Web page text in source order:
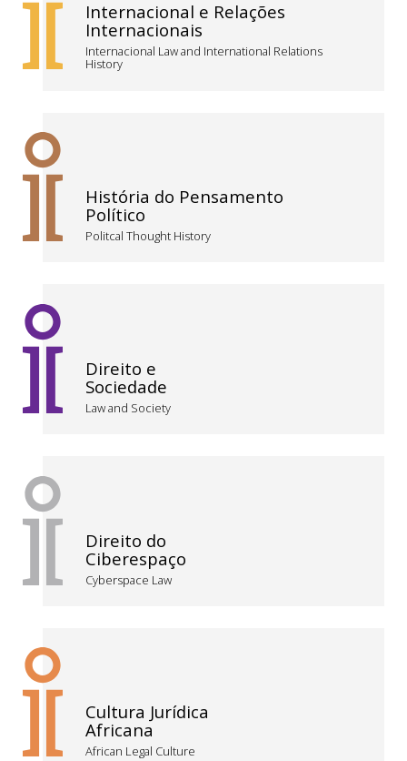
Internacional e Relações
Internacionais
Internacional Law and International Relations
History
História do Pensamento
Político
Politcal Thought History
Direito e
Sociedade
Law and Society
Direito do
Ciberespaço
Cyberspace Law
Cultura Jurídica
Africana
African Legal Culture